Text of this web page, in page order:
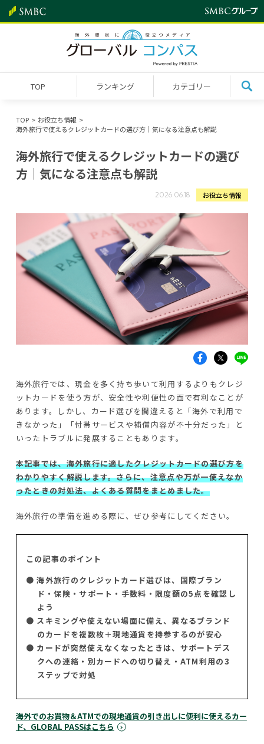
TOP ランキング カテゴリー
TOP
お役立ち情報
海外旅行で使えるクレジットカードの選び方｜気になる注意点も解説
海外旅行で使えるクレジットカードの選び
方｜気になる注意点も解説
2026.06.18 お役立ち情報
海外旅行では、現金を多く持ち歩いて利用するよりもクレジ
ットカードを使う方が、安全性や利便性の面で有利なことが
あります。しかし、カード選びを間違えると「海外で利用で
きなかった」「付帯サービスや補償内容が不十分だった」と
いったトラブルに発展することもあります。
本記事では、海外旅行に適したクレジットカードの選び方を
わかりやすく解説します。さらに、注意点や万が一使えなか
ったときの対処法、よくある質問をまとめました。
海外旅行の準備を進める際に、ぜひ参考にしてください。
この記事のポイント
● 海外旅行のクレジットカード選びは、国際ブラン
ド・保険・サポート・手数料・限度額の5点を確認し
よう
● スキミングや使えない場面に備え、異なるブランド
のカードを複数枚＋現地通貨を持参するのが安心
● カードが突然使えなくなったときは、サポートデス
クへの連絡・別カードへの切り替え・ATM利用の3
ステップで対処
海外でのお買物＆ATMでの現地通貨の引き出しに便利に使えるカー
ド、GLOBAL PASSはこちら